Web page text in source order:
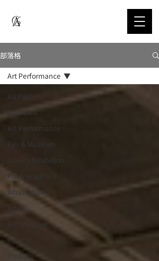
部落格
All Posts
Interview
Art Performance
Fair & Museum
Gallery Exhibition
Photography
What's New
Artist
Architecture
Interior
⁠⁠Product
Art Performance